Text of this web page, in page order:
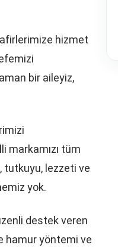
hizmet
bir aileyiz,
markamızı tüm
tutkuyu, lezzeti ve
yok.
destek veren
hamur yöntemi ve